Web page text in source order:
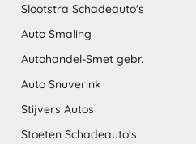
Slootstra Schadeauto's
Auto Smaling
Autohandel-Smet gebr.
Auto Snuverink
Stijvers Autos
Stoeten Schadeauto's